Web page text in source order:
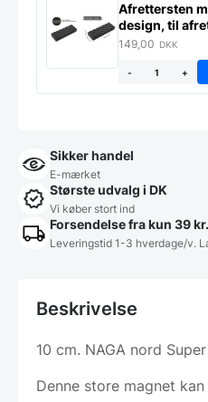
Afrettersten
design, til
slibesten
149,00 DKK
- +
Sikker handel
E-mærket
Største udvalg i DK
Vi køber stort ind
Forsendelse fra kun 39 kr.
Leveringstid 1-3 hverdage/v.
Beskrivelse
10 cm. NAGA nord
Denne store magnet